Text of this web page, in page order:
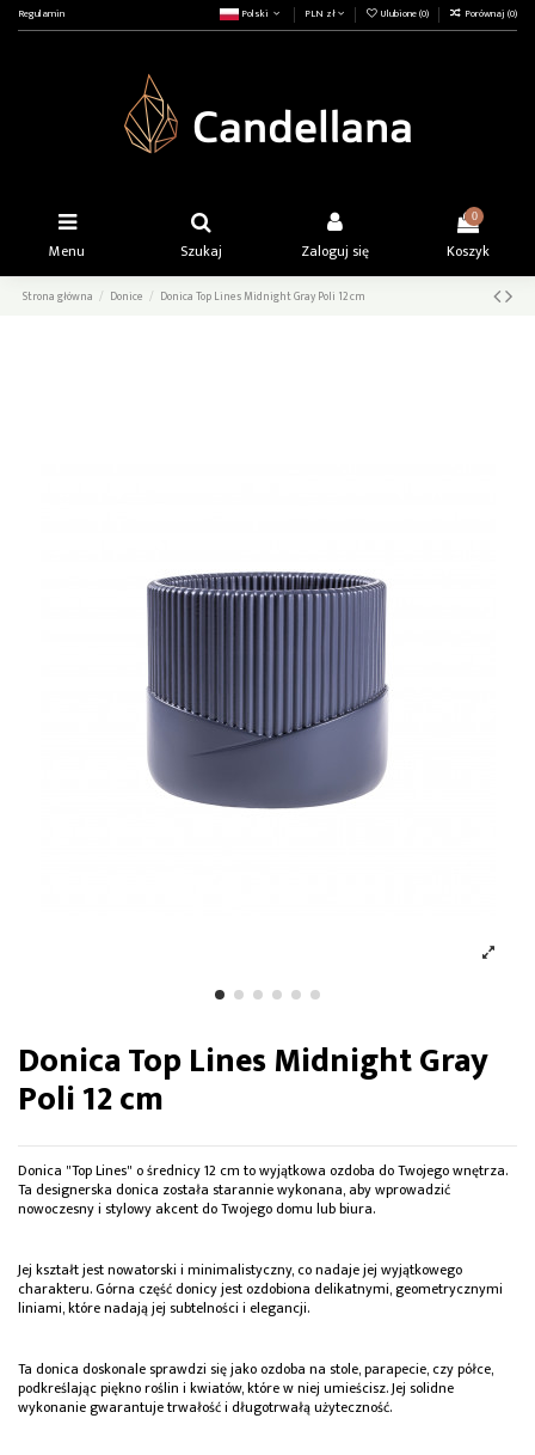
Regulamin Polski PLN zł Ulubione (0) Porównaj (0)
Menu Szukaj Zaloguj się
0
Koszyk
Strona główna Donice Donica Top Lines Midnight Gray Poli 12 cm
Donica Top Lines Midnight Gray
Poli 12 cm
Donica "Top Lines" o średnicy 12 cm to wyjątkowa ozdoba do Twojego wnętrza.
Ta designerska donica została starannie wykonana, aby wprowadzić
nowoczesny i stylowy akcent do Twojego domu lub biura.
Jej kształt jest nowatorski i minimalistyczny, co nadaje jej wyjątkowego
charakteru. Górna część donicy jest ozdobiona delikatnymi, geometrycznymi
liniami, które nadają jej subtelności i elegancji.
Ta donica doskonale sprawdzi się jako ozdoba na stole, parapecie, czy półce,
podkreślając piękno roślin i kwiatów, które w niej umieścisz. Jej solidne
wykonanie gwarantuje trwałość i długotrwałą użyteczność.